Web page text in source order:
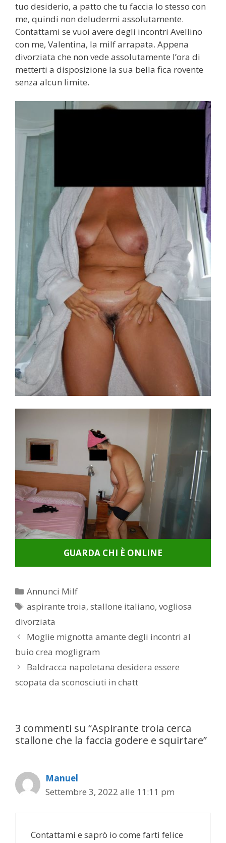
tuo desiderio, a patto che tu faccia lo stesso con
me, quindi non deludermi assolutamente.
Contattami se vuoi avere degli incontri Avellino
con me, Valentina, la milf arrapata. Appena
divorziata che non vede assolutamente l’ora di
metterti a disposizione la sua bella fica rovente
senza alcun limite.
GUARDA CHI È ONLINE
Categorie
Annunci Milf
Tag
aspirante troia,stallone italiano,vogliosa
divorziata
Post
navigation
Moglie mignotta amante degli incontri al
buio crea mogligram
Baldracca napoletana desidera essere
scopata da sconosciuti in chatt
3 commenti su “Aspirante troia cerca
stallone che la faccia godere e squirtare”
Manuel
Settembre 3, 2022 alle 11:11 pm
Contattami e saprò io come farti felice